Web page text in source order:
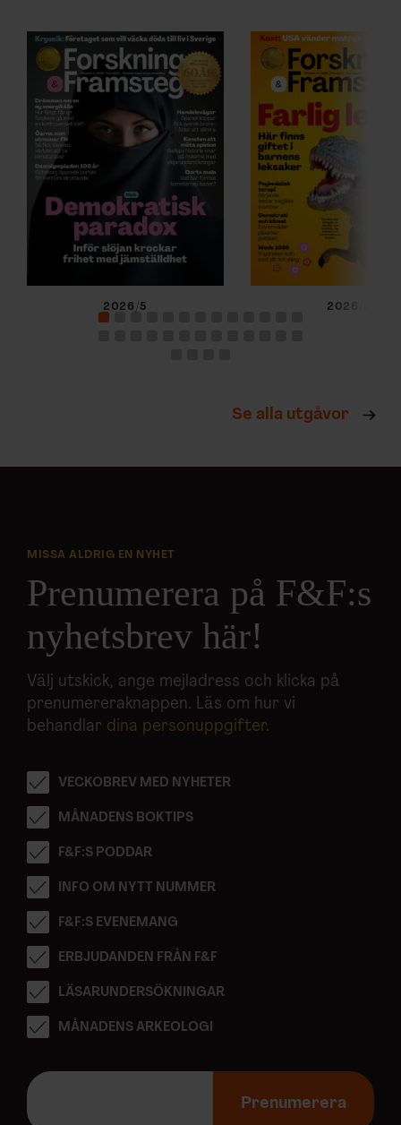
2026/5 2026/4
Se alla utgåvor
MISSA ALDRIG EN NYHET
Prenumerera på F&F:s
nyhetsbrev här!
Välj utskick, ange mejladress och klicka på
prenumereraknappen. Läs om hur vi
behandlar dina personuppgifter.
VECKOBREV MED NYHETER
MÅNADENS BOKTIPS
F&F:S PODDAR
INFO OM NYTT NUMMER
F&F:S EVENEMANG
ERBJUDANDEN FRÅN F&F
LÄSARUNDERSÖKNINGAR
MÅNADENS ARKEOLOGI
E
Prenumerera